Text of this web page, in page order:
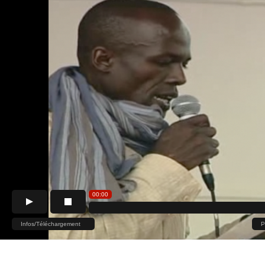
00:00
Infos/Téléchargement